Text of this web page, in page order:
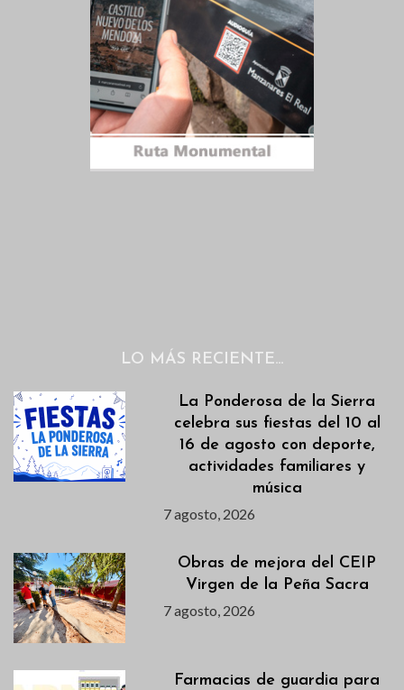
LO MÁS RECIENTE…
La Ponderosa de la Sierra
celebra sus fiestas del 10 al
16 de agosto con deporte,
actividades familiares y
música
7 agosto, 2026
Obras de mejora del CEIP
Virgen de la Peña Sacra
7 agosto, 2026
Farmacias de guardia para